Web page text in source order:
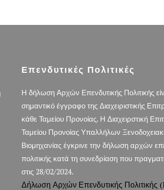
Επενδυτικές Πολιτικές
Η δήλωση Αρχών Επενδυτικής Πολιτικής
σημαντικό έγγραφο της Διαχειριστικής
κάθε Ταμείου Προνοίας. Η Διαχειρστική
Ταμείου Προνοίας Υπαλλήλων
Βιομηχανίας έγκρινε την δήλωση αρχών
πολιτικής κατά τη συνεδρίαση που
στις 28/02/2024.
Δήλωση Αρχών Επενδυτικής Πολιτικής